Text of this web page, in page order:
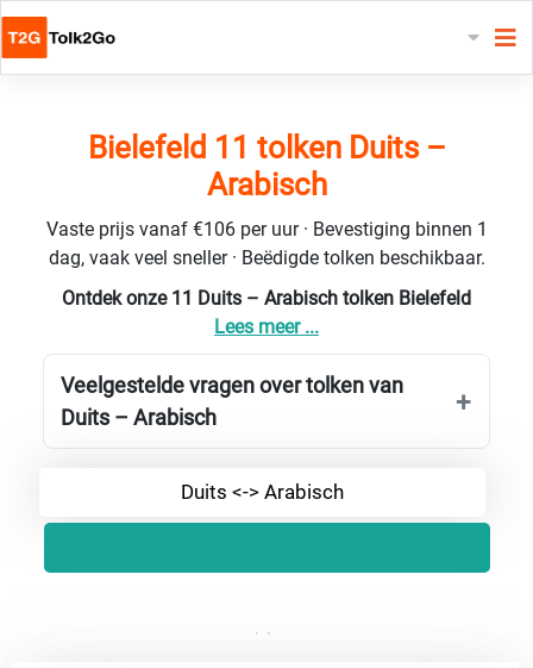
Bielefeld 11 tolken Duits –
Arabisch
Vaste prijs vanaf €106 per uur · Bevestiging binnen 1
dag, vaak veel sneller · Beëdigde tolken beschikbaar.
Ontdek onze 11 Duits – Arabisch tolken Bielefeld
Lees meer ...
Veelgestelde vragen over tolken van
Duits – Arabisch
Duits <-> Arabisch